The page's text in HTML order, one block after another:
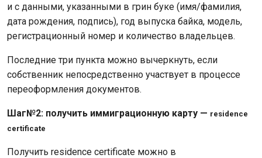
и с данными, указанными в грин буке (имя/фамилия,
дата рождения, подпись), год выпуска байка, модель,
регистрационный номер и количество владельцев.
Последние три пункта можно вычеркнуть, если
собственник непосредственно участвует в процессе
переоформления документов.
Шаг№2: получить иммиграционную карту — residence
certificate
Получить residence certificate можно в